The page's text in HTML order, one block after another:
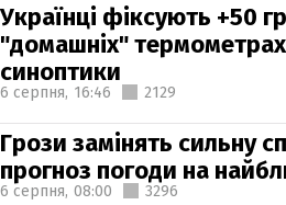
Українці фіксують +50
"домашніх"
синоптики
6 серпня, 16:46 2129
Грози замінять сильну
прогноз погоди на
6 серпня, 08:00 3296